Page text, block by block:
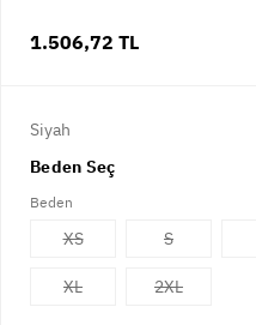
1.506,72 TL
Siyah
Beden Seç
Beden
XS S
XL 2XL